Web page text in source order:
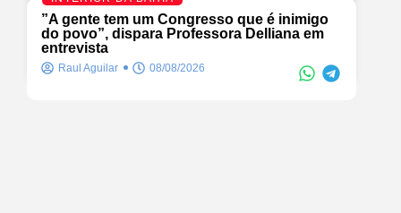
”A gente tem um Congresso que é inimigo
do povo”, dispara Professora Delliana em
entrevista
Raul Aguilar 08/08/2026